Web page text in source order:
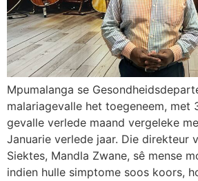
Mpumalanga se
malariagevalle het toegeneem, met
gevalle verlede maand vergeleke
Januarie verlede jaar. Die direkteur
Siektes, Mandla Zwane, sê mense
indien hulle simptome soos koors,